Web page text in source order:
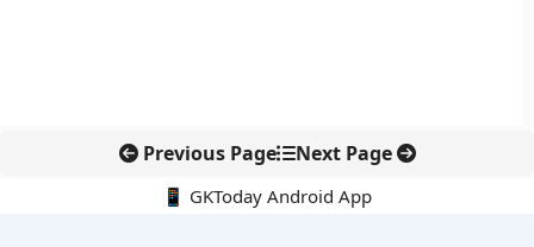
Previous Page Next Page
📱 GKToday Android App